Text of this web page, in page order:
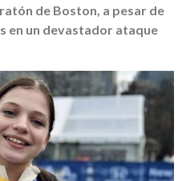
de Boston, a pesar de
en un devastador ataque